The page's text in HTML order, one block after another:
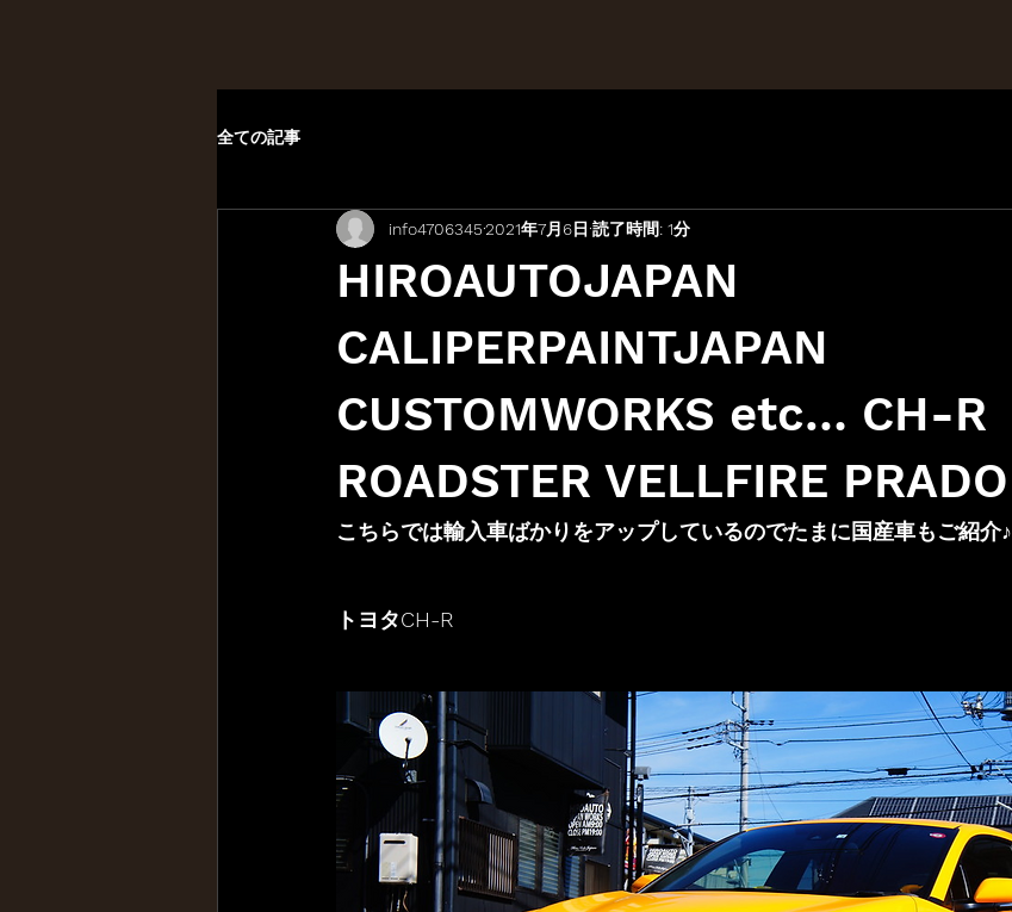
全ての記事
HIROAUTOJAPAN
CALIPERPAINTJAPAN
CUSTOMWORKS etc… CH-R
ROADSTER VELLFIRE PRADO
info47063452021年7月6日 読了時間: 1分
こちらでは輸入車ばかりをアップしているのでたまに国産車もご紹介♪
トヨタCH-R